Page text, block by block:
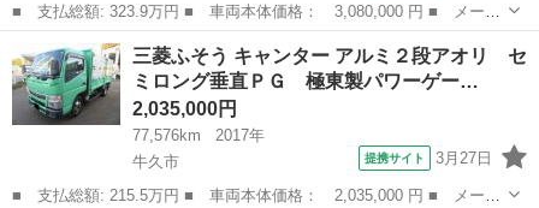
■ 支払総額: 323.9万円 ■ 車両本体価格： 3,080,000 円 ■ メーカ
ー名： 三菱ふそう ■ 車種名： ローザ ■ グレード名： マイク
ロバス スーパーロング１８０馬力２５人乗 ＡＴ車 ２５人乗り、
車両寸法...
牛久市 その他
三菱ふそう キャンター アルミ２段アオリ セ
ミロング垂直ＰＧ 極東製パワーゲー…
2,035,000円
77,576km
2017年
牛久市
提携サイト 3月27日
■ 支払総額: 215.5万円 ■ 車両本体価格： 2,035,000 円 ■ メーカ